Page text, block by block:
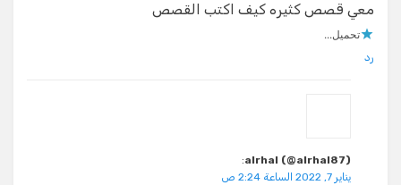
معي قصص كثيره كيف اكتب القصص
تحميل...
رد
alrhal (@alrhal87)
:
يناير 7, 2022 الساعة 2:24 ص